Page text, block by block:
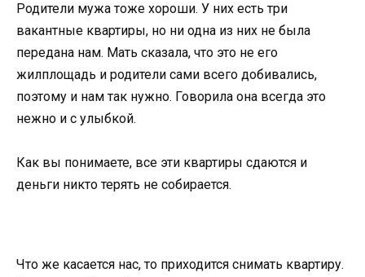
Родители мужа тоже хороши. У них есть три
вакантные квартиры, но ни одна из них не была
передана нам. Мать сказала, что это не его
жилплощадь и родители сами всего добивались,
поэтому и нам так нужно. Говорила она всегда это
нежно и с улыбкой.
Как вы понимаете, все эти квартиры сдаются и
деньги никто терять не собирается.
Что же касается нас, то приходится снимать квартиру.